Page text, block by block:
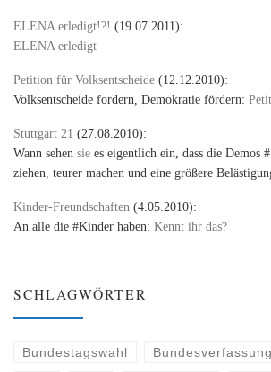
ELENA erledigt!?! (19.07.2011):
ELENA erledigt
Petition für Volksentscheide (12.12.2010):
Volksentscheide fordern, Demokratie fördern:
Stuttgart 21 (27.08.2010):
Wann sehen sie es eigentlich ein, dass die Demos
ziehen, teurer machen und eine größere
Kinder-Freundschaften (4.05.2010):
An alle die #Kinder haben: Kennt ihr das?
SCHLAGWÖRTER
Bundestagswahl